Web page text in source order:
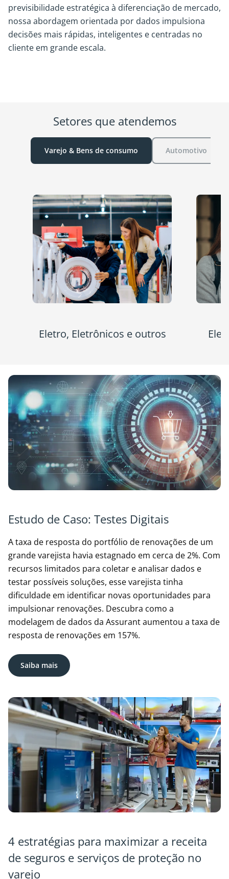
previsibilidade estratégica à diferenciação de mercado,
nossa abordagem orientada por dados impulsiona
decisões mais rápidas, inteligentes e centradas no
cliente em grande escala.
Setores que atendemos
Varejo & Bens de consumo Automotivo
Eletro, Eletrônicos e outros
Estudo de Caso: Testes Digitais
A taxa de resposta do portfólio de renovações de um
grande varejista havia estagnado em cerca de 2%. Com
recursos limitados para coletar e analisar dados e
testar possíveis soluções, esse varejista tinha
dificuldade em identificar novas oportunidades para
impulsionar renovações. Descubra como a
modelagem de dados da Assurant aumentou a taxa de
resposta de renovações em 157%.
Saiba mais
4 estratégias para maximizar a receita
de seguros e serviços de proteção no
varejo